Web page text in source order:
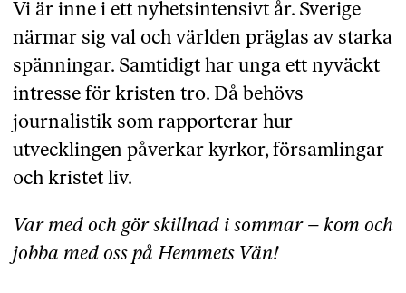
Vi är inne i ett nyhetsintensivt år. Sverige
närmar sig val och världen präglas av starka
spänningar. Samtidigt har unga ett nyväckt
intresse för kristen tro. Då behövs
journalistik som rapporterar hur
utvecklingen påverkar kyrkor, församlingar
och kristet liv.
Var med och gör skillnad i sommar – kom och
jobba med oss på Hemmets Vän!